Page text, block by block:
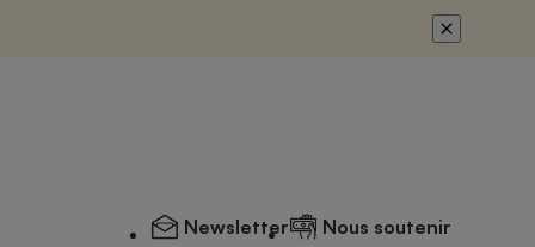
Newsletter Nous soutenir